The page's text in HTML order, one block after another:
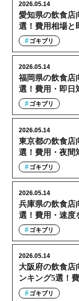
愛知県の飲食店
選！費用相場と
2026.05.14
ゴキブリ
福岡県の飲食店
選！費用・即日
2026.05.14
ゴキブリ
東京都の飲食店
選！費用・夜間
2026.05.14
ゴキブリ
兵庫県の飲食店
選！費用・速度
2026.05.14
ゴキブリ
大阪府の飲食店
ンキング5選！
2026.05.14
ゴキブリ